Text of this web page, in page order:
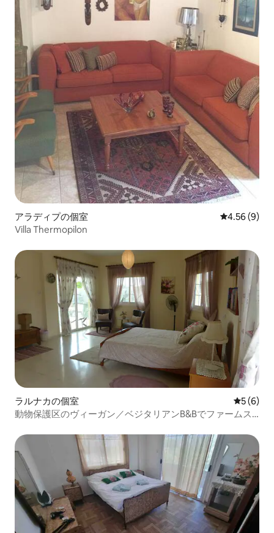
アラディプの個室 レビュー9
4.56 (9)
Villa Thermopilon
ラルナカの個室 レビュー
5 (6)
動物保護区のヴィーガン／ベジタリアンB&Bでファームス